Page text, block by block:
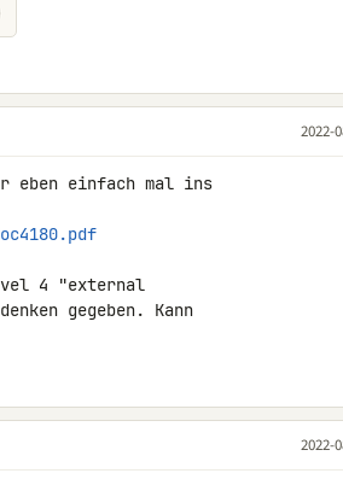
2022-
eben einfach mal ins
4 "external
gegeben. Kann
2022-